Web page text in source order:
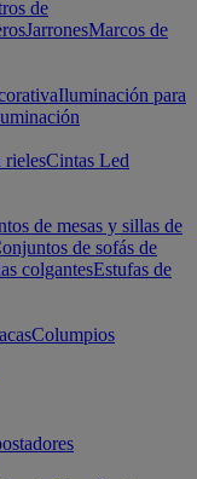
de
JarronesMarcos de
Iluminación para
rielesCintas Led
de mesas y sillas de
de sofás de
colgantesEstufas de
Columpios